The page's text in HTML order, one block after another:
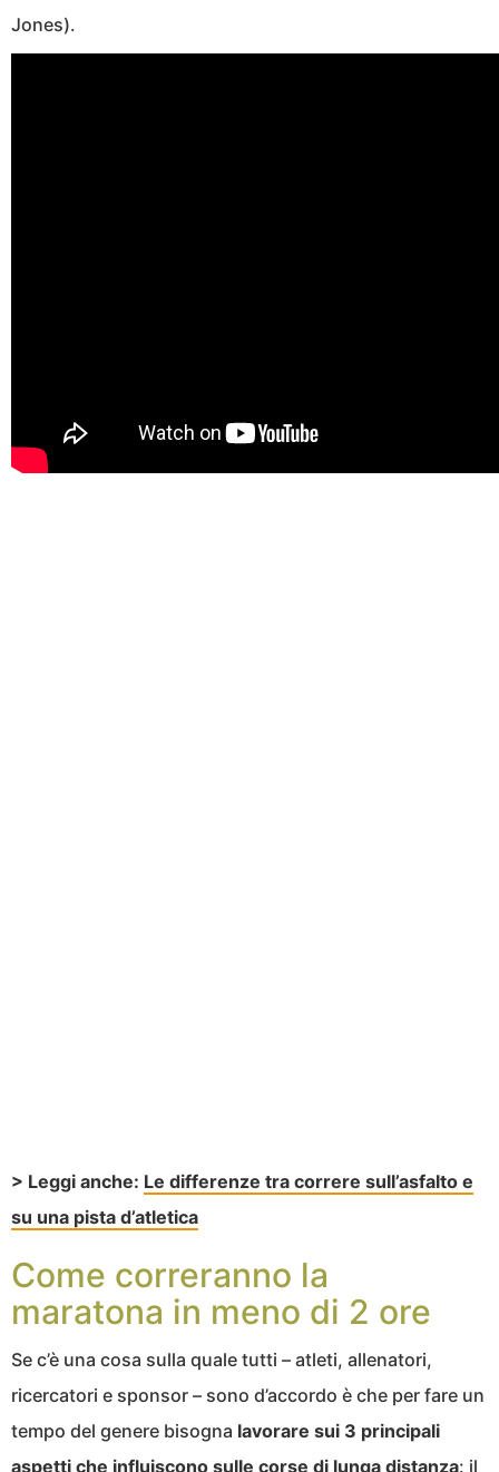
Jones).
> Leggi anche: Le differenze tra correre sull’asfalto e
su una pista d’atletica
Come correranno la
maratona in meno di 2 ore
Se c’è una cosa sulla quale tutti – atleti, allenatori,
ricercatori e sponsor – sono d’accordo è che per fare un
tempo del genere bisogna lavorare sui 3 principali
aspetti che influiscono sulle corse di lunga distanza: il